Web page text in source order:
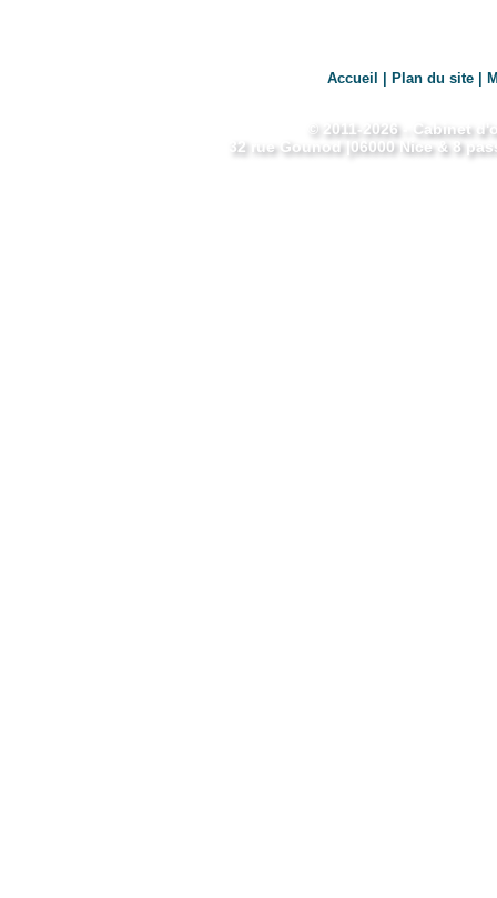
Accueil Plan du site|
© 2011-2026 -
Cabinet
32 rue Gounod 06000 Nice& 8